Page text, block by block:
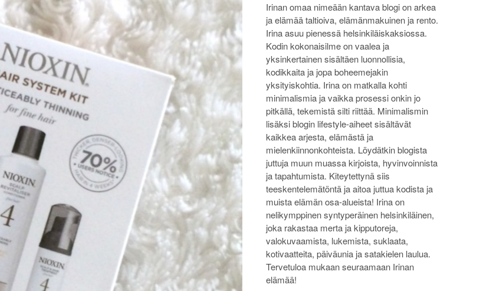
Irinan omaa nimeään kantava blogi on arkea
ja elämää taltioiva, elämänmakuinen ja rento.
Irina asuu pienessä helsinkiläiskaksiossa.
Kodin kokonaisilme on vaalea ja
yksinkertainen sisältäen luonnollisia,
kodikkaita ja jopa boheemejakin
yksityiskohtia. Irina on matkalla kohti
minimalismia ja vaikka prosessi onkin jo
pitkällä, tekemistä silti riittää. Minimalismin
lisäksi blogin lifestyle-aiheet sisältävät
kaikkea arjesta, elämästä ja
mielenkiinnonkohteista. Löydätkin blogista
juttuja muun muassa kirjoista, hyvinvoinnista
ja tapahtumista. Kiteytettynä siis
teeskentelemätöntä ja aitoa juttua kodista ja
muista elämän osa-alueista! Irina on
nelikymppinen syntyperäinen helsinkiläinen,
joka rakastaa merta ja kipputoreja,
valokuvaamista, lukemista, suklaata,
kotivaatteita, päiväunia ja satakielen laulua.
Tervetuloa mukaan seuraamaan Irinan
elämää!